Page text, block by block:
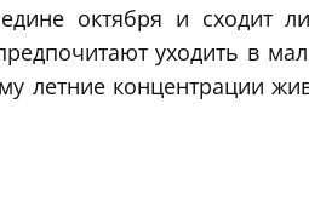
октября и сходит
уходить в
летние концентрации